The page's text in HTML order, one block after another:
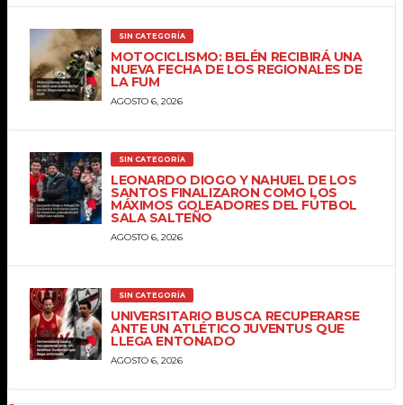
SIN CATEGORÍA
MOTOCICLISMO: BELÉN RECIBIRÁ UNA
NUEVA FECHA DE LOS REGIONALES DE
LA FUM
AGOSTO 6, 2026
SIN CATEGORÍA
LEONARDO DIOGO Y NAHUEL DE LOS
SANTOS FINALIZARON COMO LOS
MÁXIMOS GOLEADORES DEL FÚTBOL
SALA SALTEÑO
AGOSTO 6, 2026
SIN CATEGORÍA
UNIVERSITARIO BUSCA RECUPERARSE
ANTE UN ATLÉTICO JUVENTUS QUE
LLEGA ENTONADO
AGOSTO 6, 2026